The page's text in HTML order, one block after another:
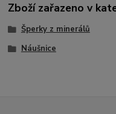
Zboží zařazeno v
Šperky z minerálů
Náušnice